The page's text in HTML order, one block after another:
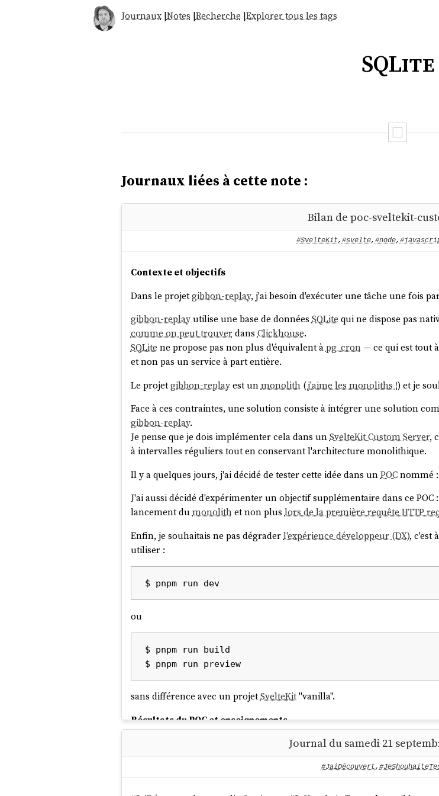
Journaux|Notes |Recherche |Explorer tous les tags
SQLite
Journaux liées à cette note :
Bilan de poc-sveltekit-
#SvelteKit,#svelte,#node,
Contexte et objectifs
Dans le projetgibbon-replay, j'ai besoin d'exécuter une tâche une fois
gibbon-replayutilise une base de données SQLite qui ne dispose pas
comme on peut trouverdans Clickhouse.
SQLite ne propose pas non plus d'équivalent àpg_cron— ce qui est tout
et non pas un service à part entière.
Le projetgibbon-replayest unmonolith(j'aime les monoliths !) et je
Face à ces contraintes, une solution consiste à intégrer une solution
gibbon-replay.
Je pense que je dois implémenter cela dans unSvelteKit Custom Server,
à intervalles réguliers tout en conservant l'architecture monolithique.
Il y a quelques jours, j'ai décidé de tester cette idée dans unPOCnommé :
J'ai aussi décidé d'expérimenter un objectif supplémentaire dans ce
lancement du monolithet non plus lors de la première requête HTTP
Enfin, je souhaitais ne pas dégraderl'expérience développeur (DX), c'est
utiliser :
ou
$ pnpm run build
sans différence avec un projetSvelteKit"vanilla".
Résultats du POC et enseignements
Tout d'abord, le POC fonctionne parfaitement 🙂, sans dégrader
Journal du samedi 21
#JaiDécouvert,